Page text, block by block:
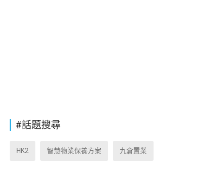
#話題搜尋
HK2 智慧物業保養方案 九倉置業